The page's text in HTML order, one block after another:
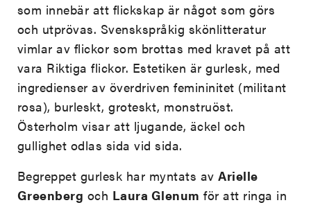
som innebär att flickskap är något som görs
och utprövas. Svenskspråkig skönlitteratur
vimlar av flickor som brottas med kravet på att
vara Riktiga flickor. Estetiken är gurlesk, med
ingredienser av överdriven femininitet (militant
rosa), burleskt, groteskt, monstruöst.
Österholm visar att ljugande, äckel och
gullighet odlas sida vid sida.
Begreppet gurlesk har myntats avArielle
Greenberg och Laura Glenum för att ringa in